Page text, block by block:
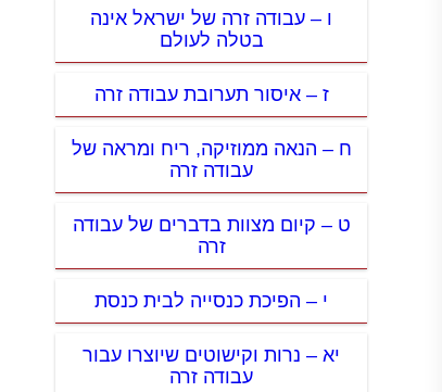
ו – עבודה זרה של ישראל אינה
בטלה לעולם
ז – איסור תערובת עבודה זרה
ח – הנאה ממוזיקה, ריח ומראה של
עבודה זרה
ט – קיום מצוות בדברים של עבודה
זרה
י – הפיכת כנסייה לבית כנסת
יא – נרות וקישוטים שיוצרו עבור
עבודה זרה